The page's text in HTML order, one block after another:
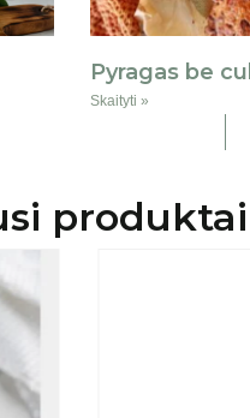
Pyragas be
Skaityti »
produktai